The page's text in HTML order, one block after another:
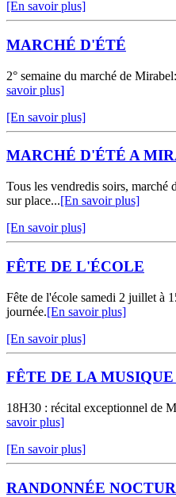
[En savoir plus]
MARCHÉ D'ÉTÉ
2° semaine du marché de
savoir plus]
[En savoir plus]
MARCHÉ D'ÉTÉ A
Tous les vendredis soirs, marché
sur place...[En savoir plus]
[En savoir plus]
FÊTE DE L'ÉCOLE
Fête de l'école samedi 2 juillet à
journée.[En savoir plus]
[En savoir plus]
FÊTE DE LA
18H30 : récital exceptionnel de
savoir plus]
[En savoir plus]
RANDONNÉE